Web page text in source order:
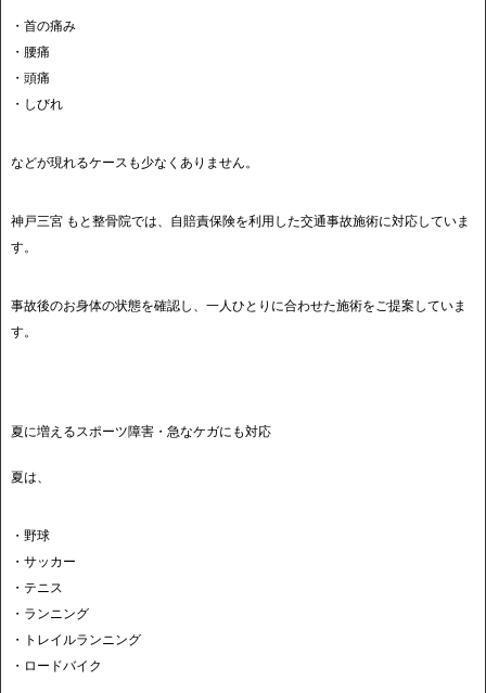
・首の痛み
・腰痛
・頭痛
・しびれ
などが現れるケースも少なくありません。
神戸三宮 もと整骨院では、自賠責保険を利用した交通事故施術に対応していま
す。
事故後のお身体の状態を確認し、一人ひとりに合わせた施術をご提案していま
す。
夏に増えるスポーツ障害・急なケガにも対応
夏は、
・野球
・サッカー
・テニス
・ランニング
・トレイルランニング
・ロードバイク